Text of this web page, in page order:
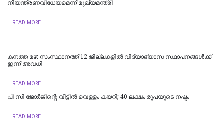
നിയന്ത്രണവിധേയമെന്ന് മുഖ്യമന്ത്രി
READ MORE
കനത്ത മഴ: സംസ്ഥാനത്ത് 12 ജില്ലകളില്‍ വിദ്യാഭ്യാസ സ്ഥാപനങ്ങള്‍ക്ക്
ഇന്ന് അവധി
READ MORE
പി സി ജോര്‍ജിന്റെ വീട്ടില്‍ വെള്ളം കയറി; 40 ലക്ഷം രൂപയുടെ നഷ്ടം
READ MORE